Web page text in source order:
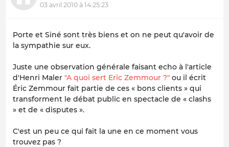
03 avril 2010 à 14:25:23
Porte et Siné sont très biens et on ne peut qu'avoir de
la sympathie sur eux.
Juste une observation générale faisant echo à l'article
d'Henri Maler "A quoi sert Eric Zemmour ?" ou il écrit
Éric Zemmour fait partie de ces « bons clients » qui
transforment le débat public en spectacle de « clashs
» et de « disputes ».
C'est un peu ce qui fait la une en ce moment vous
trouvez pas ?